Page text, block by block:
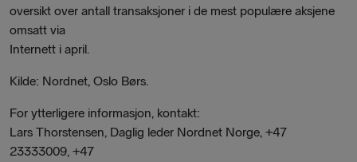
oversikt over antall transaksjoner i de mest populære aksjene
omsatt via
Internett i april.
Kilde: Nordnet, Oslo Børs.
For ytterligere informasjon, kontakt:
Lars Thorstensen, Daglig leder Nordnet Norge, +47
23333009, +47